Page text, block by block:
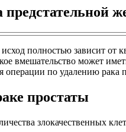
предстательной
полностью зависит
вмешательство может
по удалению
простаты